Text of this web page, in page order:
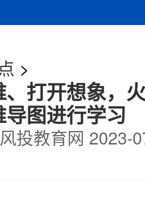
>
打开想象，
图进行学习
投教育网 2023-